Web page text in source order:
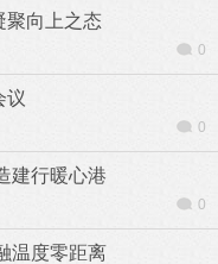
聚向上之态
0
议
0
建行暖心港
0
温度零距离